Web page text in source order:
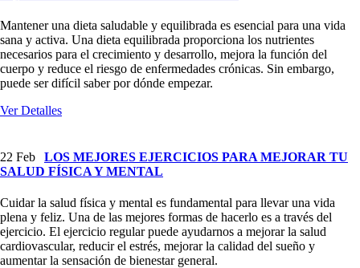
Mantener una dieta saludable y equilibrada es esencial para una vida
sana y activa. Una dieta equilibrada proporciona los nutrientes
necesarios para el crecimiento y desarrollo, mejora la función del
cuerpo y reduce el riesgo de enfermedades crónicas. Sin embargo,
puede ser difícil saber por dónde empezar.
Ver Detalles
22 Feb
LOS MEJORES EJERCICIOS PARA MEJORAR TU
SALUD FÍSICA Y MENTAL
Cuidar la salud física y mental es fundamental para llevar una vida
plena y feliz. Una de las mejores formas de hacerlo es a través del
ejercicio. El ejercicio regular puede ayudarnos a mejorar la salud
cardiovascular, reducir el estrés, mejorar la calidad del sueño y
aumentar la sensación de bienestar general.